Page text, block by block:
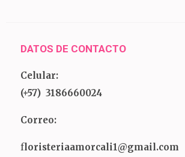
DATOS DE CONTACTO
Celular:
(+57) 3186660024
Correo:
floristeriaamorcali1@gmail.com